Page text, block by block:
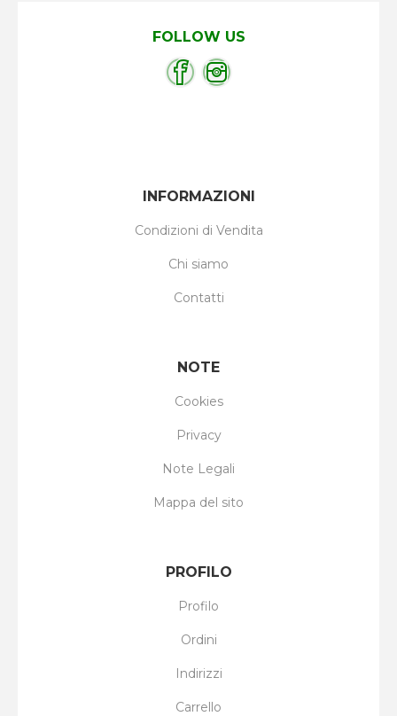
FOLLOW US
INFORMAZIONI
Condizioni di Vendita
Chi siamo
Contatti
NOTE
Cookies
Privacy
Note Legali
Mappa del sito
PROFILO
Profilo
Ordini
Indirizzi
Carrello